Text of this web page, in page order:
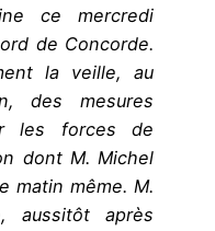
ce mercredi
de Concorde.
la veille, au
des mesures
les forces de
dont M. Michel
matin même. M.
aussitôt après